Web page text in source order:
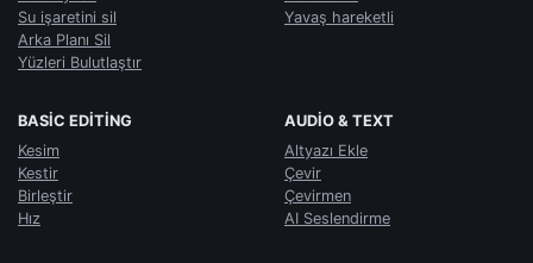
Su işaretini sil
Arka Planı Sil
Yüzleri Bulutlaştır
Yavaş hareketli
BASIC EDITING
Kesim
Kestir
Birleştir
Hız
AUDIO & TEXT
Altyazı Ekle
Çevir
Çevirmen
AI Seslendirme